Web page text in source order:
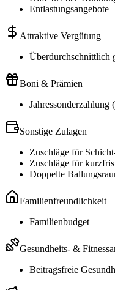
Entlastungsangebote
Attraktive Vergütung
Überdurchschnittlich
Boni & Prämien
Jahressonderzahlung
Sonstige Zulagen
Zuschläge für
Zuschläge für
Doppelte
Familienfreundlichkeit
Familienbudget
Gesundheits- &
Beitragsfreie